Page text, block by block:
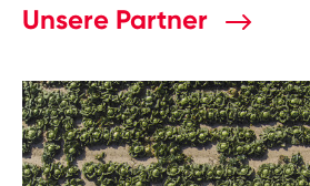
Unsere Partner